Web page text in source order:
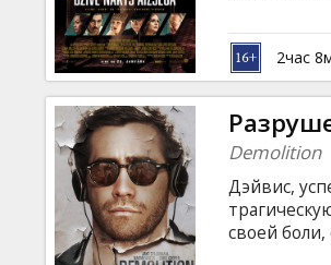
на кривую
прибился
вне
высокую
русском
2час
Demolition
Дэйвис,
своей